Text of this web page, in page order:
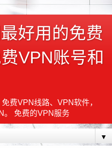
好用的免费
VPN账号和
费VPN线路、VPN软件，
。 免费的VPN服务
▼